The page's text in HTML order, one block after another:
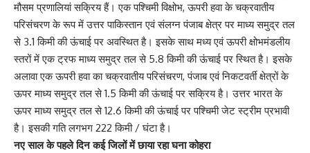
मौसम प्रणालियां सक्रिय हैं। एक पश्चिमी विक्षोभ, ऊपरी हवा के चक्रवातीय
परिसंचरण के रूप में उत्तर पाकिस्तान एवं संलग्न पंजाब क्षेत्र पर माध्य समुद्र तल
से 3.1 किमी की ऊंचाई पर अवस्थित है। इसके साथ मध्य एवं ऊपरी क्षोभमंडलीय
स्तरों में एक ट्रफ माध्य समुद्र तल से 5.8 किमी की ऊंचाई पर स्थित है। इसके
अलावा एक ऊपरी हवा का चक्रवातीय परिसंचरण, पंजाब एवं निकटवर्ती क्षेत्रों के
ऊपर माध्य समुद्र तल से 1.5 किमी की ऊंचाई पर सक्रिय है। उत्तर भारत के
ऊपर माध्य समुद्र तल से 12.6 किमी की ऊंचाई पर पश्चिमी जेट स्ट्रीम प्रभावी
है। इसकी गति लगभग 222 किमी / घंटा है।
नए साल के पहले दिन कई जिलों में छाया रहा घना कोहरा